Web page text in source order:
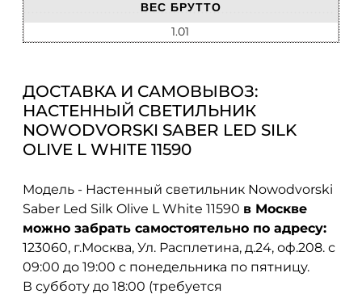
ВЕС БРУТТО
1.01
ДОСТАВКА И САМОВЫВОЗ:
НАСТЕННЫЙ СВЕТИЛЬНИК
NOWODVORSKI SABER LED SILK
OLIVE L WHITE 11590
Модель - Настенный светильник Nowodvorski
Saber Led Silk Olive L White 11590 в Москве
можно забрать самостоятельно по адресу:
123060, г.Москва, Ул. Расплетина, д.24, оф.208. с
09:00 до 19:00 с понедельника по пятницу.
В субботу до 18:00 (требуется